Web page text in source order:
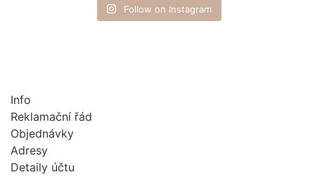
Follow on Instagram
Info
Reklamační řád
Objednávky
Adresy
Detaily účtu